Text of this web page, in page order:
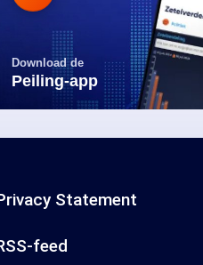
Download de
Peiling-app
Statement
feed